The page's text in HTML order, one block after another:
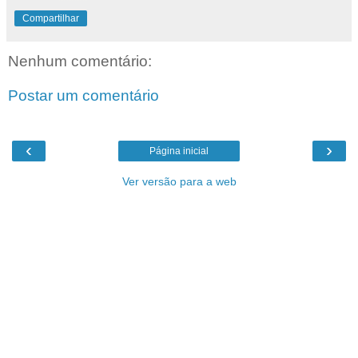
Compartilhar
Nenhum comentário:
Postar um comentário
‹ ›
Página inicial
Ver versão para a web